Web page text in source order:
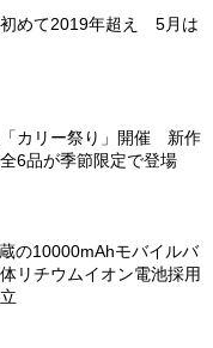
めて2019年超え 5月は
「カリー祭り」開催 新作
6品が季節限定で登場
の10000mAhモバイルバ
リチウムイオン電池採用